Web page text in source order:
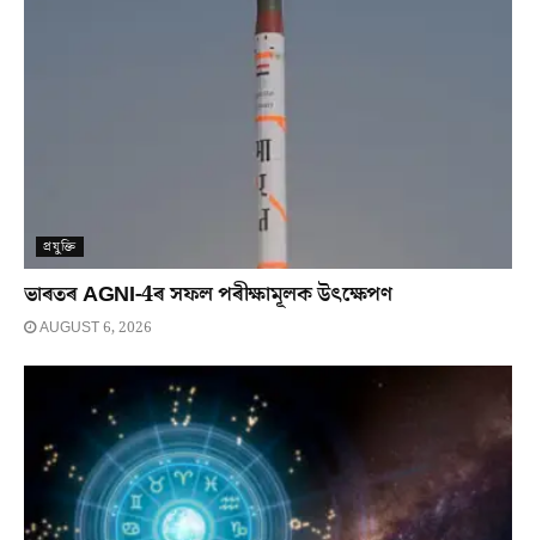
প্ৰযুক্তি
ভাৰতৰ AGNI-4ৰ সফল পৰীক্ষামূলক উৎক্ষেপণ
AUGUST 6, 2026